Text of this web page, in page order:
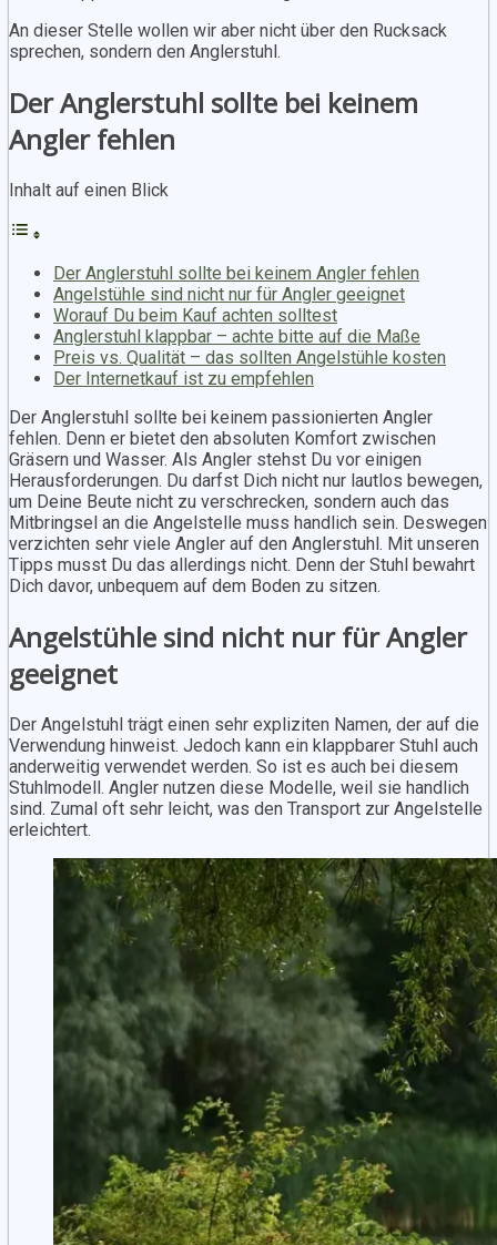
An dieser Stelle wollen wir aber nicht über den Rucksack
sprechen, sondern den Anglerstuhl.
Der Anglerstuhl sollte bei keinem
Angler fehlen
Inhalt auf einen Blick
Der Anglerstuhl sollte bei keinem Angler fehlen
Angelstühle sind nicht nur für Angler geeignet
Worauf Du beim Kauf achten solltest
Anglerstuhl klappbar – achte bitte auf die Maße
Preis vs. Qualität – das sollten Angelstühle kosten
Der Internetkauf ist zu empfehlen
Der Anglerstuhl sollte bei keinem passionierten Angler
fehlen. Denn er bietet den absoluten Komfort zwischen
Gräsern und Wasser. Als Angler stehst Du vor einigen
Herausforderungen. Du darfst Dich nicht nur lautlos bewegen,
um Deine Beute nicht zu verschrecken, sondern auch das
Mitbringsel an die Angelstelle muss handlich sein. Deswegen
verzichten sehr viele Angler auf den Anglerstuhl. Mit unseren
Tipps musst Du das allerdings nicht. Denn der Stuhl bewahrt
Dich davor, unbequem auf dem Boden zu sitzen.
Angelstühle sind nicht nur für Angler
geeignet
Der Angelstuhl trägt einen sehr expliziten Namen, der auf die
Verwendung hinweist. Jedoch kann ein klappbarer Stuhl auch
anderweitig verwendet werden. So ist es auch bei diesem
Stuhlmodell. Angler nutzen diese Modelle, weil sie handlich
sind. Zumal oft sehr leicht, was den Transport zur Angelstelle
erleichtert.